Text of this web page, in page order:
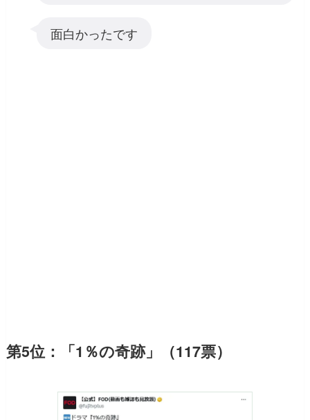
面白かったです
第5位：「1％の奇跡」（117票）